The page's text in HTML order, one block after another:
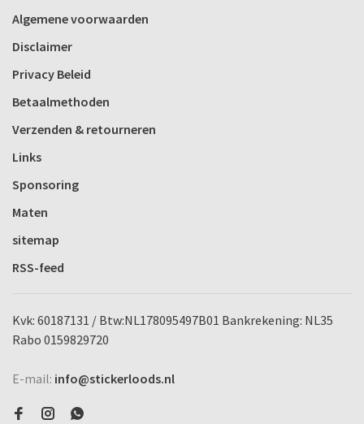
Algemene voorwaarden
Disclaimer
Privacy Beleid
Betaalmethoden
Verzenden & retourneren
Links
Sponsoring
Maten
sitemap
RSS-feed
Kvk: 60187131 / Btw:NL178095497B01 Bankrekening: NL35
Rabo 0159829720
E-mail: info@stickerloods.nl